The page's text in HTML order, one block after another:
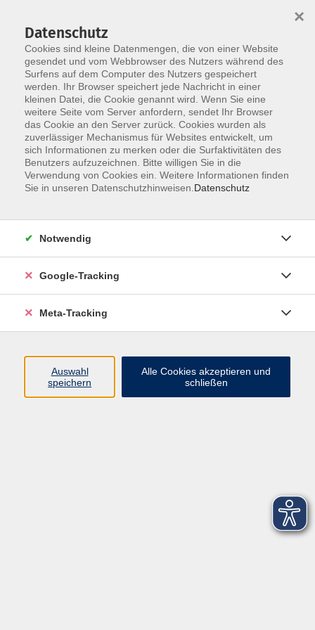
Skip to main content
Der Kurs konnte nicht gefunden werden.
Über uns
Datenschutz
Cookies sind kleine Datenmengen, die von einer Website
gesendet und vom Webbrowser des Nutzers während des
Surfens auf dem Computer des Nutzers gespeichert
werden. Ihr Browser speichert jede Nachricht in einer
kleinen Datei, die Cookie genannt wird. Wenn Sie eine
weitere Seite vom Server anfordern, sendet Ihr Browser
das Cookie an den Server zurück. Cookies wurden als
zuverlässiger Mechanismus für Websites entwickelt, um
sich Informationen zu merken oder die Surfaktivitäten des
Benutzers aufzuzeichnen. Bitte willigen Sie in die
Verwendung von Cookies ein. Weitere Informationen finden
Sie in unseren Datenschutzhinweisen. Datenschutz
×
Notwendig
Google-Tracking
Meta-Tracking
Auswahl
speichern
Alle Cookies akzeptieren und
schließen